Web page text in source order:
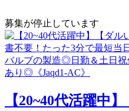
募集が停止しています
【20~40代活躍中